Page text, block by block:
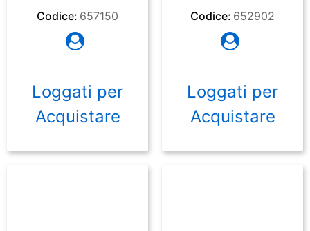
Codice: 657150
Loggati per
Acquistare
Codice: 652902
Loggati per
Acquistare